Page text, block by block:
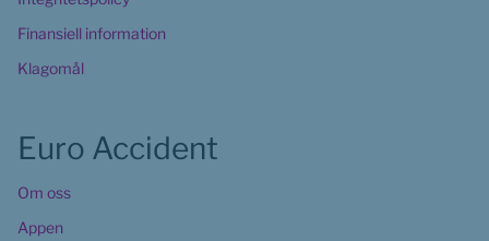
Finansiell information
Klagomål
Euro Accident
Om oss
Appen